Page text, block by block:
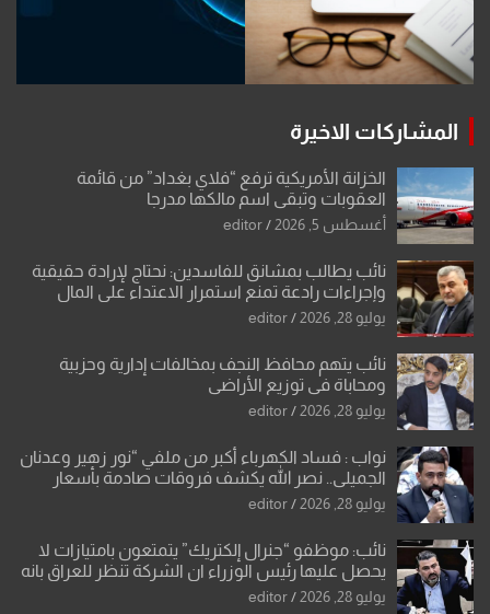
المشاركات الاخيرة
الخزانة الأمريكية ترفع “فلاي بغداد” من قائمة
العقوبات وتبقي اسم مالكها مدرجا
أغسطس 5, 2026 editor
نائب يطالب بمشانق للفاسدين: نحتاج لإرادة حقيقية
وإجراءات رادعة تمنع استمرار الاعتداء على المال
العام”.
يوليو 28, 2026 editor
نائب يتهم محافظ النجف بمخالفات إدارية وحزبية
ومحاباة في توزيع الأراضي
يوليو 28, 2026 editor
نواب : فساد الكهرباء أكبر من ملفي “نور زهير وعدنان
الجميلي.. نصر الله يكشف فروقات صادمة بأسعار
معدات الكهرباء وعقودها
يوليو 28, 2026 editor
نائب: موظفو “جنرال إلكتريك” يتمتعون بامتيازات لا
يحصل عليها رئيس الوزراء ان الشركة تنظر للعراق بانه
بلد ضعيف وتفرض شروطها
يوليو 28, 2026 editor